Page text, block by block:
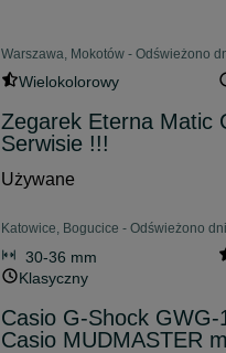
Warszawa, Mokotów - Odświeżono
Wielokolorowy
Zegarek Eterna Matic
Serwisie !!!
Używane
Katowice, Bogucice - Odświeżono
30-36 mm
Klasyczny
Casio G-Shock
Casio MUDMASTER